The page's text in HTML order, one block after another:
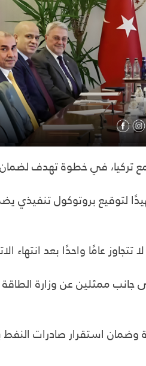
مع تركيا، في خطوة تهدف
لتوقيع بروتوكول تنفيذي
عامًا واحدًا بعد انتهاء
جانب ممثلين عن وزارة
وضمان استقرار صادرات